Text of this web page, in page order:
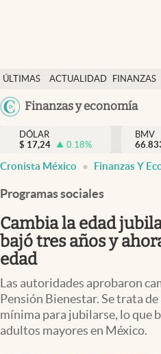
ÚLTIMAS
NOTICIAS
ACTUALIDAD
FINANZAS
Finanzas y economía
Actualidad
Finanzas y economía
Dólar y mercados
Pc y celular
Vida y estilo
Tv
Clima
DÓLAR
$ 17,24 0.18%
BMV
Cronista México Finanzas Y
Programas sociales
Cambia la edad
bajó tres años y
edad
Las autoridades aprobaron
Pensión Bienestar. Se trata
mínima para jubilarse, lo que
adultos mayores en México.